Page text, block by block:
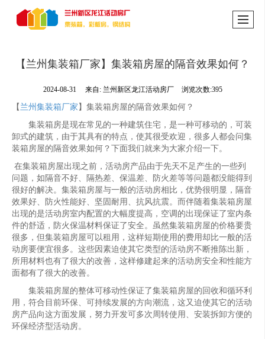
【兰州集装箱厂家​】集装箱房屋的隔音效果如何？
2024-08-31 来自: 兰州新区龙江活动房厂 浏览次数:395
【 兰州集装箱厂家 】集装箱房屋的隔音效果如何？
集装箱房是现在常见的一种建筑住宅，是一种可移动的，可装
卸式的建筑，由于其具有的特点，使其很受欢迎，很多人都会问集
装箱房屋的隔音效果如何？下面我们就来为大家介绍一下。
在集装箱房屋出现之前，活动房产品由于先天不足产生的一些列
问题，如隔音不好、隔热差、保温差、防火差等等问题都没能得到
很好的解决。集装箱房屋与一般的活动房相比，优势很明显，隔音
效果好、防火性能好、坚固耐用、抗风抗震。而伴随着集装箱房屋
出现的是活动房室内配置的大幅度提高，空调的出现保证了室内条
件的舒适，防火保温材料保证了安全。虽然集装箱房屋的价格要贵
很多，但集装箱房屋可以租用，这样短期使用的费用却比一般的活
动房要便宜很多。这些因素迫使其它类型的活动房不断推陈出新，
所用材料也有了很大的改善，这样修建起来的活动房安全和性能方
面都有了很大的改善。
集装箱房屋的整体可移动性保证了集装箱房屋的回收和循环利
用，符合目前环保、可持续发展的方向潮流，这又迫使其它的活动
房产品向这方面发展，努力开发可多次周转使用、安装拆卸方便的
环保经济型活动房。